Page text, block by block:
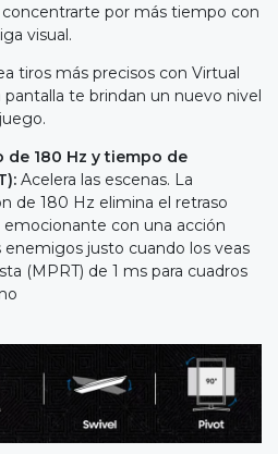
concentrarte por más tiempo con
visual.
tiros más precisos con Virtual
te brindan un nuevo nivel
180 Hz y tiempo de
Acelera las escenas. La
de 180 Hz elimina el retraso
con una acción
enemigos justo cuando los veas
(MPRT) de 1 ms para cuadros